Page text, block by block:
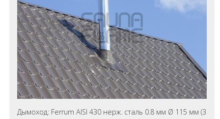
Дымоход: Ferrum AISI 430 нерж. сталь 0.8 мм Ø 115 мм (3